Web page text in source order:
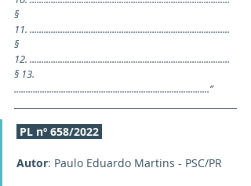
§
11. .....................................................................................
§
12. .....................................................................................
§ 13.
...................................................................................”
PL nº 658/2022
Autor: Paulo Eduardo Martins - PSC/PR